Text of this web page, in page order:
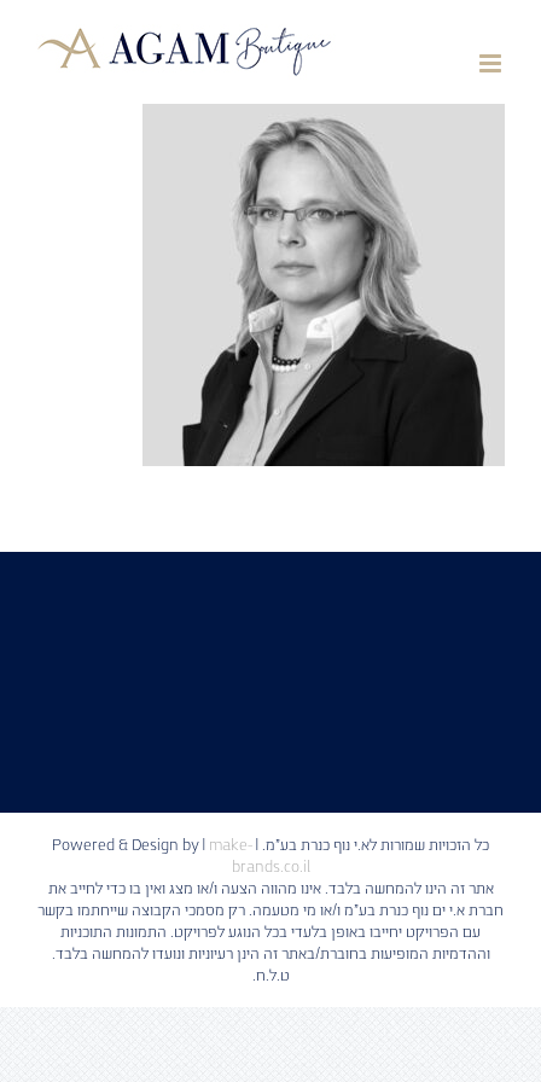
כל הזכויות שמורות לא.י נוף כנרת בע"מ. | Powered & Design by | make-
brands.co.il
אתר זה הינו להמחשה בלבד. אינו מהווה הצעה ו/או מצג ואין בו כדי לחייב את
חברת א.י ים נוף כנרת בע"מ ו/או מי מטעמה. רק מסמכי הקבוצה שייחתמו בקשר
עם הפרויקט יחייבו באופן בלעדי בכל הנוגע לפרויקט. התמונות התוכניות
וההדמיות המופיעות בחוברת/באתר זה הינן רעיוניות ונועדו להמחשה בלבד.
ט.ל.ח.